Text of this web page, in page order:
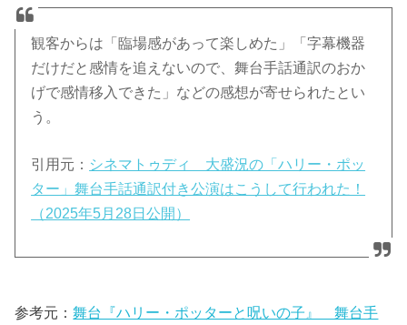
観客からは「臨場感があって楽しめた」「字幕機器
だけだと感情を追えないので、舞台手話通訳のおか
げで感情移入できた」などの感想が寄せられたとい
う。
引用元： シネマトゥディ 大盛況の「ハリー・ポッ
ター」舞台手話通訳付き公演はこうして行われた！
（2025年5月28日公開）
参考元：舞台『ハリー・ポッターと呪いの子』 舞台手